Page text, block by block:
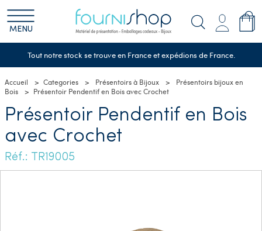
MENU
Tout notre stock se trouve en France et expédions de France.
Accueil Categories Présentoirs à Bijoux
Présentoirs bijoux en
Bois
Présentoir Pendentif en Bois avec Crochet
Présentoir Pendentif en Bois
avec Crochet
Réf.: TR19005